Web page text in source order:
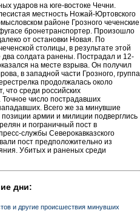
ударов на юге-востоке Чечни.
местность Ножай-Юртовского
районе Грозного чеченские
бронетранспортер. Произошло
от остановки Новая. По
столицы, в результате этой
солдата ранены. Пострадал и 12-
на месте взрыва. Он получил
в западной части Грозного, группа
продолжалась около
что среди российских
число пострадавших
Всего же за минувшие
армии и милиции подверглись
и пограничный пост в
службы Северокавказского
пост предположительно из
Убитых и раненых среди
дни:
и другие происшествия минувших